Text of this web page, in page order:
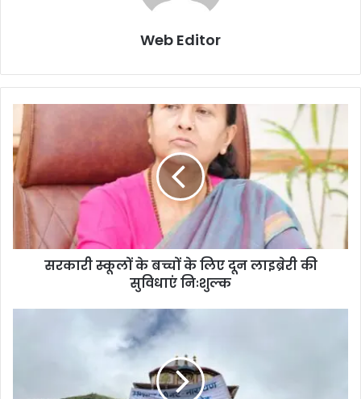
Web Editor
सरकारी स्कूलों के बच्चों के लिए दून लाइब्रेरी की
सुविधाएं निःशुल्क